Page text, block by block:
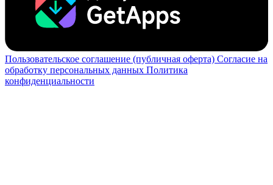
Пользовательское соглашение (публичная оферта) Согласие на
обработку персональных данных Политика
конфиденциальности